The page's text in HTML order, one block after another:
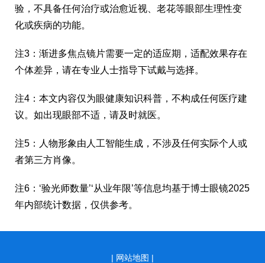
验，不具备任何治疗或治愈近视、老花等眼部生理性变
化或疾病的功能。
注3：渐进多焦点镜片需要一定的适应期，适配效果存在
个体差异，请在专业人士指导下试戴与选择。
注4：本文内容仅为眼健康知识科普，不构成任何医疗建
议。如出现眼部不适，请及时就医。
注5：人物形象由人工智能生成，不涉及任何实际个人或
者第三方肖像。
注6：‘验光师数量’‘从业年限’等信息均基于博士眼镜2025
年内部统计数据，仅供参考。
| 网站地图 |